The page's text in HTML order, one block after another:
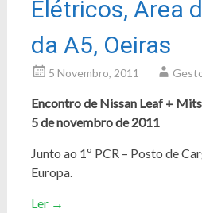
Elétricos, Área
da A5, Oeiras
5 Novembro, 2011
Encontro de Nissan Leaf +
5 de novembro de 2011
Junto ao 1º PCR – Posto de
Europa.
Ler →